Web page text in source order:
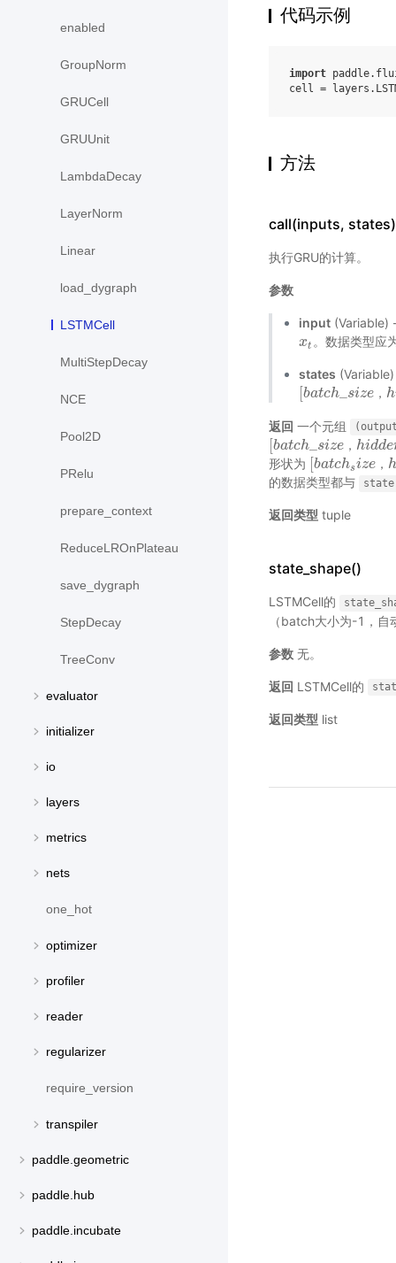
enabled
GroupNorm
GRUCell
GRUUnit
LambdaDecay
LayerNorm
Linear
load_dygraph
LSTMCell
MultiStepDecay
NCE
Pool2D
PRelu
prepare_context
ReduceLROnPlateau
save_dygraph
StepDecay
TreeConv
evaluator
initializer
io
layers
metrics
nets
one_hot
optimizer
profiler
reader
regularizer
require_version
transpiler
paddle.geometric
paddle.hub
paddle.incubate
代码示例
import
cell
= layers .
方法
call(inputs, states)
执行GRU的计算。
参数
input (Variable)
xt
xt 。数据类型应
states
[batch size ， h
[batch_ size， h id
返回 一个元组
[batch size ， hidde
batch_ ize， h dden_
形状为 [batchsize ，
batchsize， hi
的数据类型都与
state
返回类型 tuple
state_shape()
LSTMCell的
（batch大小为-1，
参数 无。
返回 LSTMCell的
返回类型 list